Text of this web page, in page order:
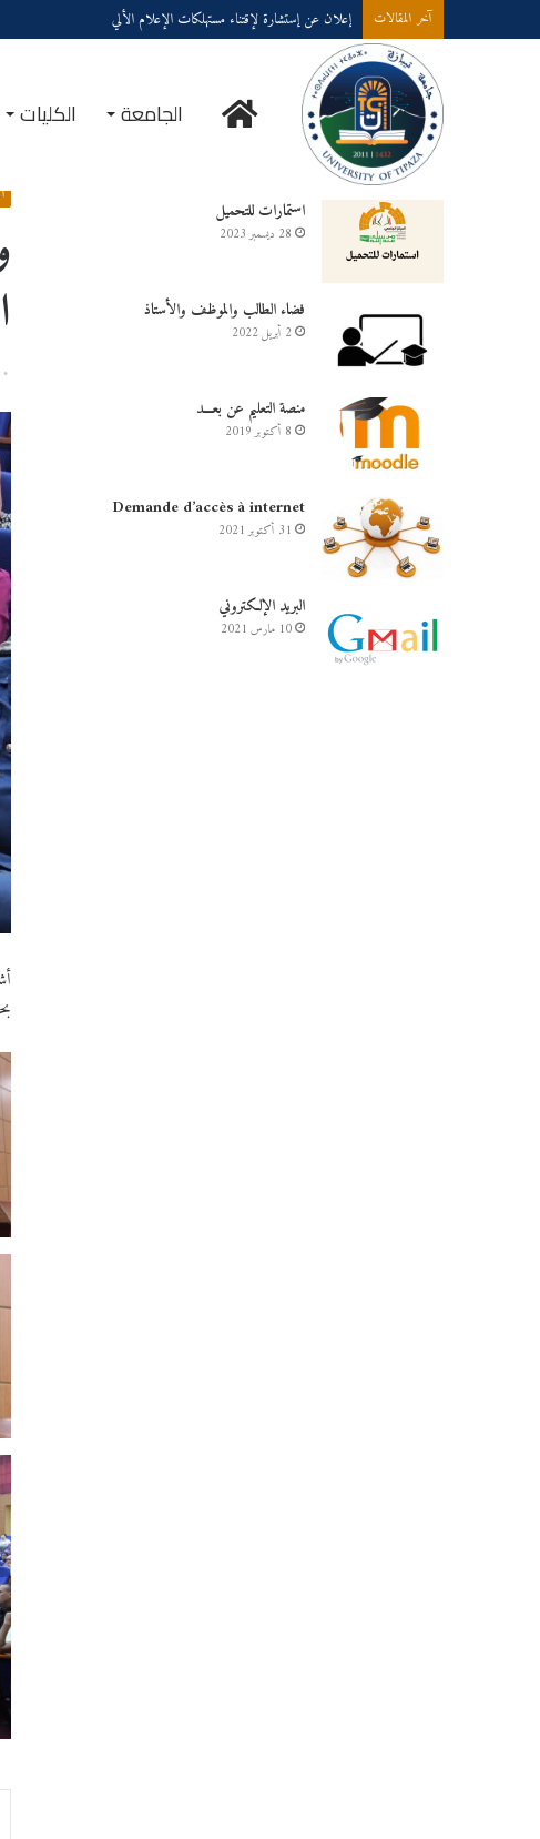
آخر المقالات إعلان عن إستشارة لإقتناء عتاد ولوازم الإعلام الألي
الرئيسيةالجامعة الكليات
خدمــــات على الخـط
استمارات للتحميل
28 ديسمبر 2023
فضاء الطالب والموظف والأستاذ
2 أبريل 2022
منصة التعليم عن بعـــد
8 أكتوبر 2019
Demande d’accès à internet
31 أكتوبر 2021
البريد الإلكتروني
10 مارس 2021